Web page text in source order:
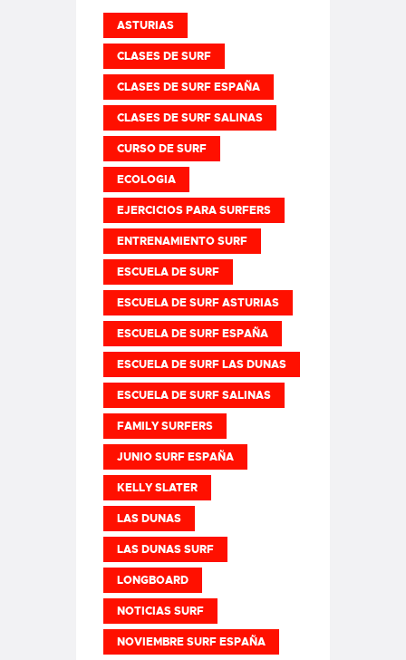
ASTURIAS
CLASES DE SURF
CLASES DE SURF ESPAÑA
CLASES DE SURF SALINAS
CURSO DE SURF
ECOLOGIA
EJERCICIOS PARA SURFERS
ENTRENAMIENTO SURF
ESCUELA DE SURF
ESCUELA DE SURF ASTURIAS
ESCUELA DE SURF ESPAÑA
ESCUELA DE SURF LAS DUNAS
ESCUELA DE SURF SALINAS
FAMILY SURFERS
JUNIO SURF ESPAÑA
KELLY SLATER
LAS DUNAS
LAS DUNAS SURF
LONGBOARD
NOTICIAS SURF
NOVIEMBRE SURF ESPAÑA